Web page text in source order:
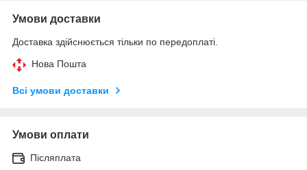
Умови доставки
Доставка здійснюється тільки по передоплаті.
Нова Пошта
Всі умови доставки
Умови оплати
Післяплата